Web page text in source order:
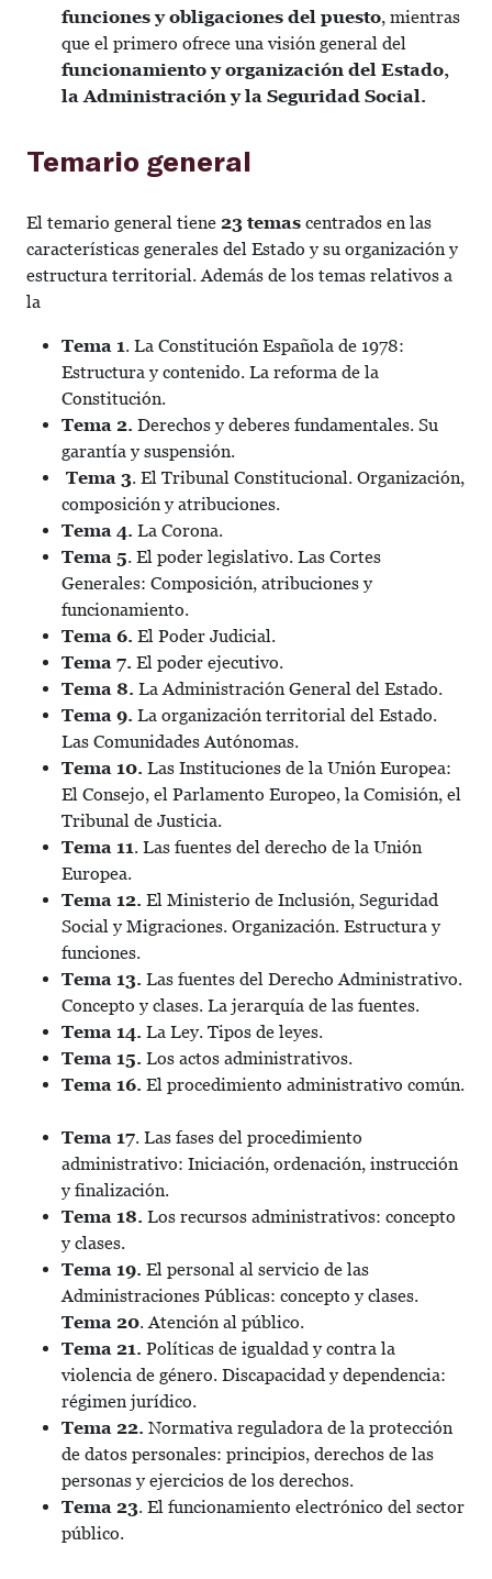
funciones y obligaciones del puesto, mientras
que el primero ofrece una visión general del
funcionamiento y organización del Estado,
la Administración y la Seguridad Social.
Temario general
El temario general tiene 23 temas centrados en las
características generales del Estado y su organización y
estructura territorial. Además de los temas relativos a
la
Tema 1. La Constitución Española de 1978:
Estructura y contenido. La reforma de la
Constitución.
Tema 2. Derechos y deberes fundamentales. Su
garantía y suspensión.
Tema 3. El Tribunal Constitucional. Organización,
composición y atribuciones.
Tema 4. La Corona.
Tema 5. El poder legislativo. Las Cortes
Generales: Composición, atribuciones y
funcionamiento.
Tema 6. El Poder Judicial.
Tema 7. El poder ejecutivo.
Tema 8. La Administración General del Estado.
Tema 9. La organización territorial del Estado.
Las Comunidades Autónomas.
Tema 10. Las Instituciones de la Unión Europea:
El Consejo, el Parlamento Europeo, la Comisión, el
Tribunal de Justicia.
Tema 11. Las fuentes del derecho de la Unión
Europea.
Tema 12. El Ministerio de Inclusión, Seguridad
Social y Migraciones. Organización. Estructura y
funciones.
Tema 13. Las fuentes del Derecho Administrativo.
Concepto y clases. La jerarquía de las fuentes.
Tema 14. La Ley. Tipos de leyes.
Tema 15. Los actos administrativos.
Tema 16. El procedimiento administrativo común.
Tema 17. Las fases del procedimiento
administrativo: Iniciación, ordenación, instrucción
y finalización.
Tema 18. Los recursos administrativos: concepto
y clases.
Tema 19. El personal al servicio de las
Administraciones Públicas: concepto y clases.
Tema 20. Atención al público.
Tema 21. Políticas de igualdad y contra la
violencia de género. Discapacidad y dependencia:
régimen jurídico.
Tema 22. Normativa reguladora de la protección
de datos personales: principios, derechos de las
personas y ejercicios de los derechos.
Tema 23. El funcionamiento electrónico del sector
público.